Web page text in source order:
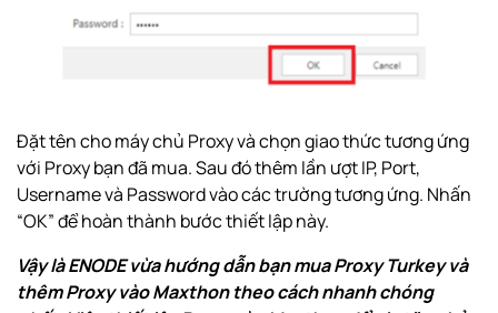
Đặt tên cho máy chủ Proxy và chọn giao thức tương ứng
với Proxy bạn đã mua. Sau đó thêm lần ượt IP, Port,
Username và Password vào các trường tương ứng. Nhấn
“OK” để hoàn thành bước thiết lập này.
Vậy là ENODE vừa hướng dẫn bạn mua Proxy Turkey và
thêm Proxy vào Maxthon theo cách nhanh chóng